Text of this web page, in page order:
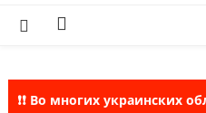
❗❗ Во многих украинских